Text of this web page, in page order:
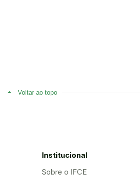
Voltar ao topo
Institucional
Sobre o IFCE